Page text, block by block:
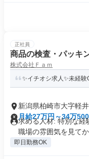
正社員
商品の検査・パッキ
株式会社Ｆａｍ
✨イチオシ求人✨未経
新潟県柏崎市大字軽井
月給27万円～34万
求める人材: 特別な経
職場の雰囲気を見てか
即日勤務OK